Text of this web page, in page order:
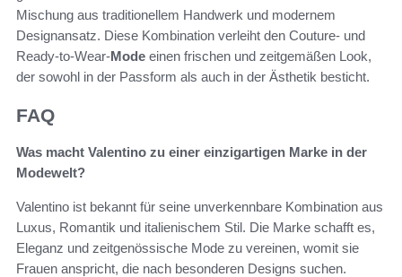
Mischung aus traditionellem Handwerk und modernem
Designansatz. Diese Kombination verleiht den Couture- und
Ready-to-Wear-Mode einen frischen und zeitgemäßen Look,
der sowohl in der Passform als auch in der Ästhetik besticht.
FAQ
Was macht Valentino zu einer einzigartigen Marke in der
Modewelt?
Valentino ist bekannt für seine unverkennbare Kombination aus
Luxus, Romantik und italienischem Stil. Die Marke schafft es,
Eleganz und zeitgenössische Mode zu vereinen, womit sie
Frauen anspricht, die nach besonderen Designs suchen.